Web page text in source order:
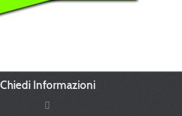
Chiedi Informazioni